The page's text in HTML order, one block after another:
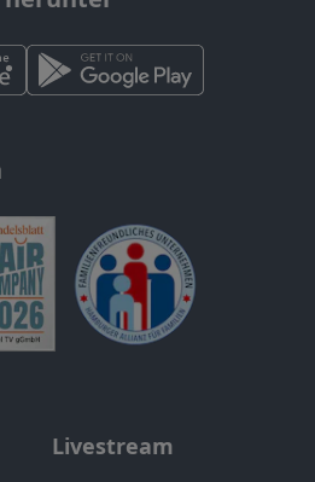
Livestream